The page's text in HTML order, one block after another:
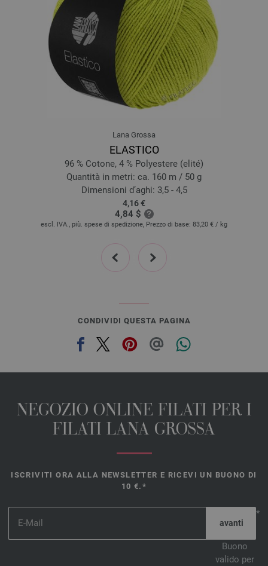
ecru | EAN: 4033493398183
ecru | EAN: 4033493398190
crema | EAN: 4033493398206
19-giallo limone/ crema | EAN: 4033493398213
Lana Grossa
ELASTICO
96 % Cotone, 4 % Polyestere (elité)
Quantità in metri: ca. 160 m / 50 g
Dimensioni d’aghi: 3,5 - 4,5
4,16 €
4,84 $
escl. IVA., più. spese di spedizione, Prezzo di base: 83,20 € / kg
prev next
CONDIVIDI QUESTA PAGINA
NEGOZIO ONLINE FILATI PER I
FILATI LANA GROSSA
ISCRIVITI ORA ALLA NEWSLETTER E RICEVI UN BUONO DI
10 €.*
*
Buono
valido per